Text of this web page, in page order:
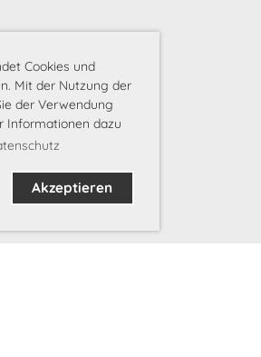
Cookies und
Mit der Nutzung der
der Verwendung
Informationen dazu
Akzeptieren